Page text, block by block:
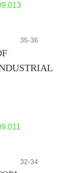
35-36
32-34